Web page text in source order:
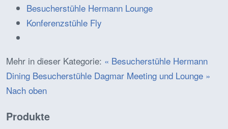
Besucherstühle Hermann Lounge
Konferenzstühle Fly
Mehr in dieser Kategorie: « Besucherstühle Hermann
Dining Besucherstühle Dagmar Meeting und Lounge »
Nach oben
Produkte